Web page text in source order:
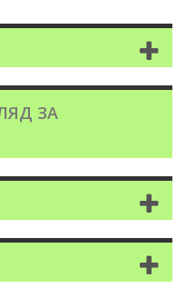
ЗА